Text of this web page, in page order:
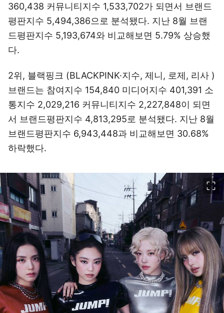
360,438 커뮤니티지수 1,533,702가 되면서 브랜드
평판지수 5,494,386으로 분석됐다. 지난 8월 브랜
드평판지수 5,193,674와 비교해보면 5.79% 상승했
다.
2위, 블랙핑크 (BLACKPINK·지수, 제니, 로제, 리사 )
브랜드는 참여지수 154,840 미디어지수 401,391 소
통지수 2,029,216 커뮤니티지수 2,227,848이 되면
서 브랜드평판지수 4,813,295로 분석됐다. 지난 8월
브랜드평판지수 6,943,448과 비교해보면 30.68%
하락했다.